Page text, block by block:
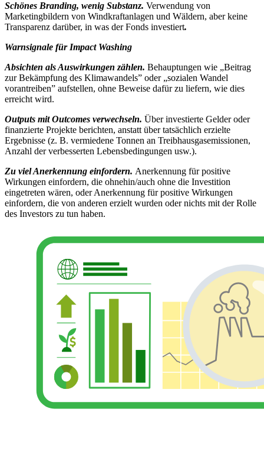
Schönes Branding, wenig Substanz. Verwendung von
Marketingbildern von Windkraftanlagen und Wäldern, aber keine
Transparenz darüber, in was der Fonds investiert.
Warnsignale für Impact Washing
Absichten als Auswirkungen zählen. Behauptungen wie „Beitrag
zur Bekämpfung des Klimawandels” oder „sozialen Wandel
vorantreiben” aufstellen, ohne Beweise dafür zu liefern, wie dies
erreicht wird.
Outputs mit Outcomes verwechseln. Über investierte Gelder oder
finanzierte Projekte berichten, anstatt über tatsächlich erzielte
Ergebnisse (z. B. vermiedene Tonnen an Treibhausgasemissionen,
Anzahl der verbesserten Lebensbedingungen usw.).
Zu viel Anerkennung einfordern. Anerkennung für positive
Wirkungen einfordern, die ohnehin/auch ohne die Investition
eingetreten wären, oder Anerkennung für positive Wirkungen
einfordern, die von anderen erzielt wurden oder nichts mit der Rolle
des Investors zu tun haben.